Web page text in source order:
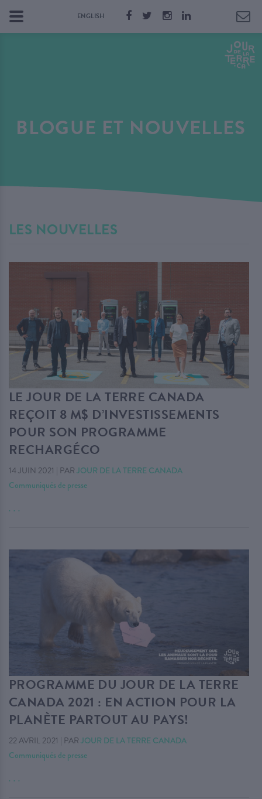
ENGLISH
BLOGUE ET NOUVELLES
LES NOUVELLES
LE JOUR DE LA TERRE CANADA
REÇOIT 8 M$ D’INVESTISSEMENTS
POUR SON PROGRAMME
RECHARGÉCO
14 JUIN 2021 | PAR JOUR DE LA TERRE CANADA
Communiqués de presse
. . .
PROGRAMME DU JOUR DE LA TERRE
CANADA 2021 : EN ACTION POUR LA
PLANÈTE PARTOUT AU PAYS!
22 AVRIL 2021 | PAR JOUR DE LA TERRE CANADA
Communiqués de presse
. . .